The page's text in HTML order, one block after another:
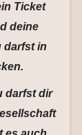
Ticket
deine
darfst in
darfst dir